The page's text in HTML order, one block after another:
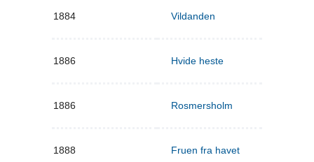
1884 Vildanden
1886 Hvide heste
1886 Rosmersholm
1888 Fruen fra havet